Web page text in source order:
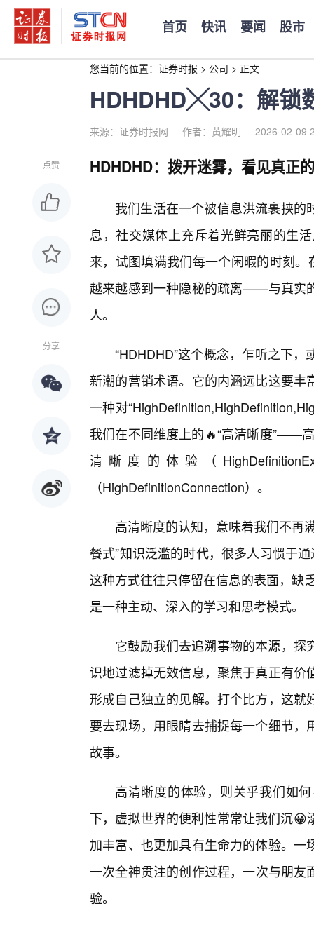
首页 快讯 要闻 股市
您当前的位置： 证券时报 > 公司 > 正文
HDHDHD╳30：解锁
来源：证券时报网 作者：黄耀明 2026-02-09
点赞
分享
HDHDHD：拨开迷雾，看见真正
我们生活在一个被信息洪流裹挟
息，社交媒体上充斥着光鲜亮丽的生
来，试图填满我们每一个闲暇的时刻
越来越感到一种隐秘的疏离——与真实
人。
“HDHDHD”这个概念，乍听之下
新潮的营销术语。它的内涵远比这要
一种对
我们在不同维度上的🔥“高清晰度”——
清晰度的体验（
（HighDefinitionConnection）。
高清晰度的认知，意味着我们不再
餐式”知识泛滥的时代，很多人习惯于
这种方式往往只停留在信息的表面，缺
是一种主动、深入的学习和思考模式。
它鼓励我们去追溯事物的本源，
识地过滤掉无效信息，聚焦于真正有
形成自己独立的见解。打个比方，这
要去现场，用眼睛去捕捉每一个细节
故事。
高清晰度的体验，则关乎我们如
下，虚拟世界的便利性常常让我们沉
加丰富、也更加具有生命力的体验。
一次全神贯注的创作过程，一次与朋
验。